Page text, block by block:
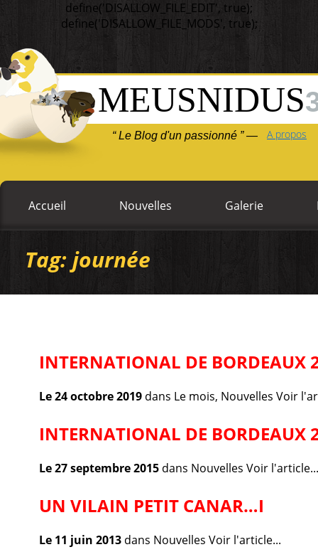
define('DISALLOW_FILE_EDIT', true);
define('DISALLOW_FILE_MODS', true);
MEUSNIDUS
“ Le Blog d'un passionné ” — A propos
Accueil Nouvelles Galerie
Tag: journée
INTERNATIONAL DE BORDEAUX
Le 24 octobre 2019 dans Le mois, Nouvelles Voir
INTERNATIONAL DE BORDEAUX
Le 27 septembre 2015 dans Nouvelles Voir l'article...
UN VILAIN PETIT CANAR…I
Le 11 juin 2013 dans Nouvelles Voir l'article...